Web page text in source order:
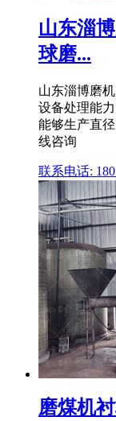
山东淄
球磨...
山东淄博磨
设备处理能
能够生产直
线咨询
联系电话: 180
磨煤机